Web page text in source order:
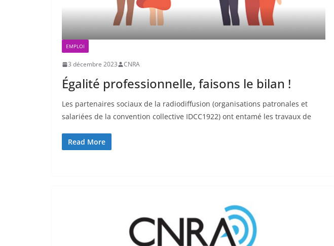
EMPLOI
3 décembre 2023 CNRA
Égalité professionnelle, faisons le bilan !
Les partenaires sociaux de la radiodiffusion (organisations patronales et
salariées de la convention collective IDCC1922) ont entamé les travaux de
Read More